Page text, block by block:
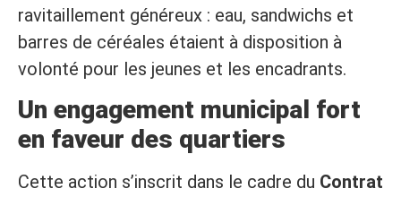
ravitaillement généreux : eau, sandwichs et
barres de céréales étaient à disposition à
volonté pour les jeunes et les encadrants.
Un engagement municipal fort
en faveur des quartiers
Cette action s’inscrit dans le cadre du Contrat